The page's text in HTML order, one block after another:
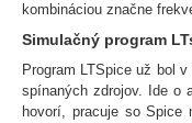
kombináciou značne
Simulačný program
Program LTSpice už bol
spínaných zdrojov. Ide o
hovorí, pracuje so Spice